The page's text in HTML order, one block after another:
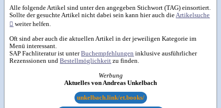
Alle folgende Artikel sind unter den angegeben Stichwort (TAG) einsortiert.
Sollte der gesuchte Artikel nicht dabei sein kann hier auch die Artikelsuche
 weiter helfen.
Oft sind aber auch die aktuellen Artikel in der jeweiligen Kategorie im
Menü interessant.
SAP Fachliteratur ist unterBuchempfehlungen inklusive ausführlicher
Rezenssionen undBestellmöglichkeit zu finden.
Werbung
Aktuelles von Andreas Unkelbach
unkelbach.link/et.books/